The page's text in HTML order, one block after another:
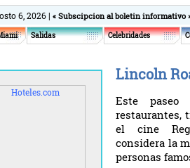
6, 2026 | « Subscipcion al boletin informativo
Salidas Celebridades
Lincoln
Este
restaurantes,
el cine
considera la
personas